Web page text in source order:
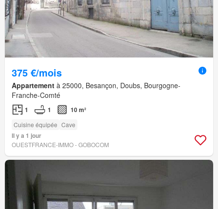
375 €/mois
Appartement à 25000, Besançon, Doubs, Bourgogne-
Franche-Comté
1 1 10 m²
Cuisine équipée Cave
Il y a 1 jour
OUESTFRANCE-IMMO - GOBOCOM